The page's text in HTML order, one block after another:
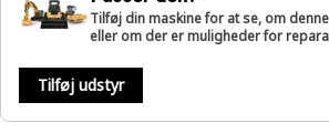
Tilføj din maskine for at se, om
eller om der er muligheder for
Tilføj udstyr